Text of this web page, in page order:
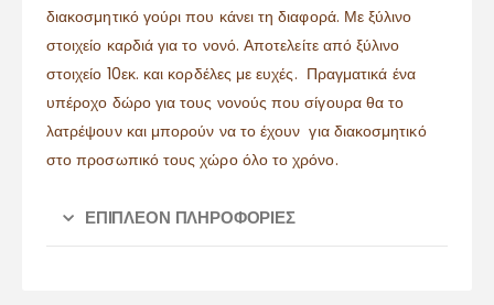
διακοσμητικό γούρι που κάνει τη διαφορά. Με ξύλινο
στοιχείο καρδιά για το νονό. Αποτελείτε από ξύλινο
στοιχείο 10εκ. και κορδέλες με ευχές. Πραγματικά ένα
υπέροχο δώρο για τους νονούς που σίγουρα θα το
λατρέψουν και μπορούν να το έχουν για διακοσμητικό
στο προσωπικό τους χώρο όλο το χρόνο.
ΕΠΙΠΛΈΟΝ ΠΛΗΡΟΦΟΡΊΕΣ